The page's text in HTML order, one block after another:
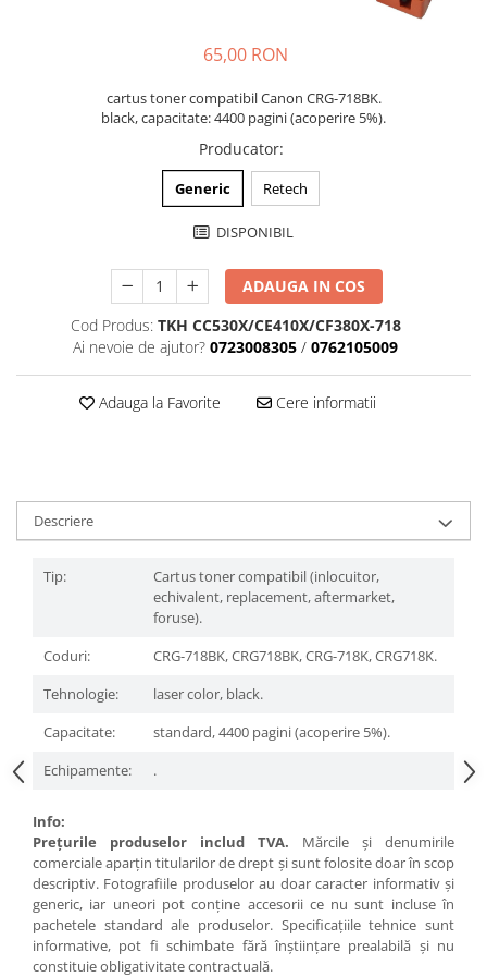
65,00 RON
cartus toner compatibil Canon CRG-718BK.
black, capacitate: 4400 pagini (acoperire 5%).
Producator:
Generic Retech
DISPONIBIL
ADAUGA IN COS
Cod Produs: TKH CC530X/CE410X/CF380X-718
Ai nevoie de ajutor? 0723008305 / 0762105009
Adauga la Favorite Cere informatii
Descriere
Tip:
Cartus toner compatibil (inlocuitor,
echivalent, replacement, aftermarket,
foruse).
Coduri:
CRG-718BK, CRG718BK, CRG-718K, CRG718K.
Tehnologie:
laser color, black.
Capacitate:
standard, 4400 pagini (acoperire 5%).
Echipamente:
.
Info:
Preţurile produselor includ TVA. Mărcile şi denumirile
comerciale aparţin titularilor de drept şi sunt folosite doar în scop
descriptiv. Fotografiile produselor au doar caracter informativ şi
generic, iar uneori pot conţine accesorii ce nu sunt incluse în
pachetele standard ale produselor. Specificaţiile tehnice sunt
informative, pot fi schimbate fără înştiinţare prealabilă şi nu
constituie obligativitate contractuală.